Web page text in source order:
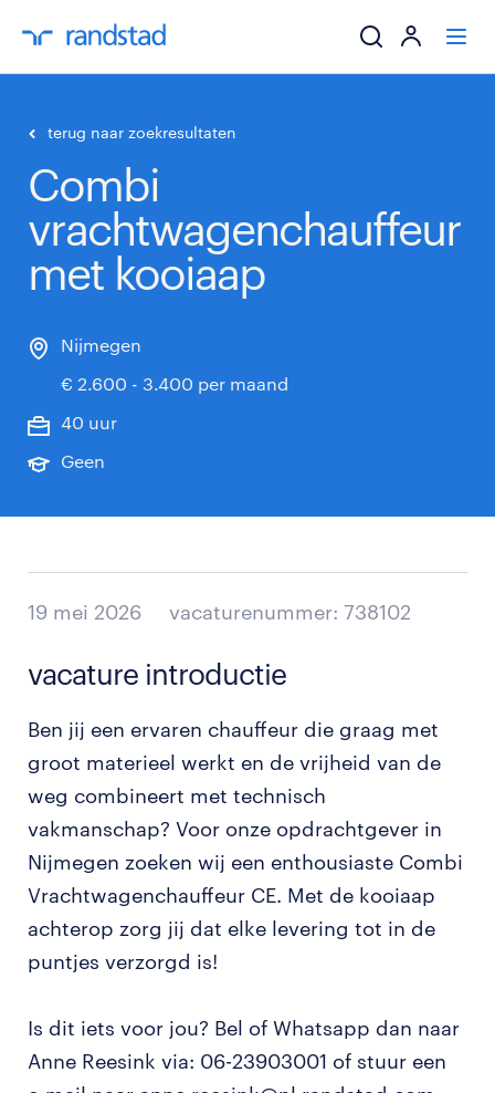
mijn carrière
terug naar zoekresultaten
Combi
vrachtwagenchauffeur
met kooiaap
Nijmegen
€ 2.600 - 3.400 per maand
40 uur
Geen
19 mei 2026 vacaturenummer: 738102
vacature introductie
Ben jij een ervaren chauffeur die graag met
groot materieel werkt en de vrijheid van de
weg combineert met technisch
vakmanschap? Voor onze opdrachtgever in
Nijmegen zoeken wij een enthousiaste Combi
Vrachtwagenchauffeur CE. Met de kooiaap
achterop zorg jij dat elke levering tot in de
puntjes verzorgd is!
Is dit iets voor jou? Bel of Whatsapp dan naar
Anne Reesink via: 06-23903001 of stuur een